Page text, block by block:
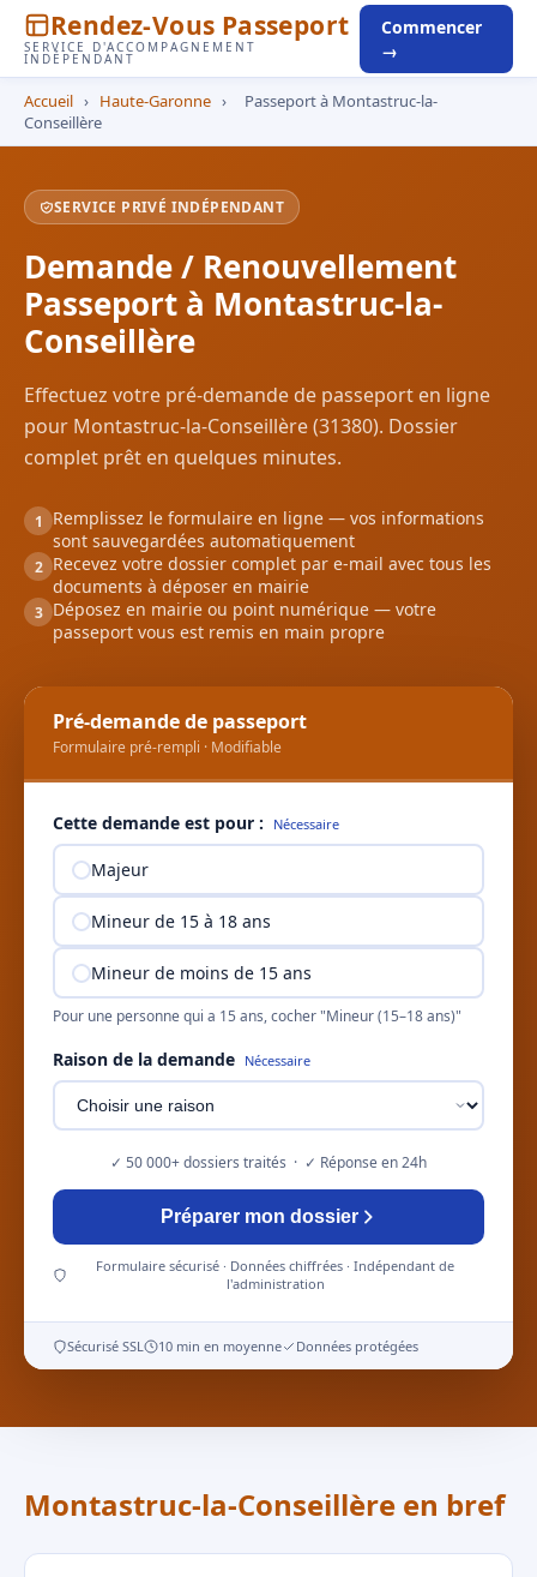
Rendez-Vous Passeport
SERVICE D'ACCOMPAGNEMENT
INDÉPENDANT
Commencer
→
Accueil › Haute-Garonne ›
Passeport à Montastruc-la-
Conseillère
SERVICE PRIVÉ INDÉPENDANT
Demande / Renouvellement
Passeport à Montastruc-la-
Conseillère
Effectuez votre pré-demande de passeport en ligne
pour Montastruc-la-Conseillère (31380). Dossier
complet prêt en quelques minutes.
1
Remplissez le formulaire en ligne — vos informations
sont sauvegardées automatiquement
2 Recevez votre dossier complet par e-mail avec tous les
documents à déposer en mairie
3 Déposez en mairie ou point numérique — votre
passeport vous est remis en main propre
Pré-demande de passeport
Formulaire pré-rempli · Modifiable
Cette demande est pour : Nécessaire
Majeur
Mineur de 15 à 18 ans
Mineur de moins de 15 ans
Pour une personne qui a 15 ans, cocher "Mineur (15–18 ans)"
Raison de la demande Nécessaire
✓ 50 000+ dossiers traités · ✓ Réponse en 24h
Préparer mon dossier
Formulaire sécurisé · Données chiffrées · Indépendant de
l'administration
Sécurisé SSL 10 min en moyenne Données protégées
Montastruc-la-Conseillère en bref